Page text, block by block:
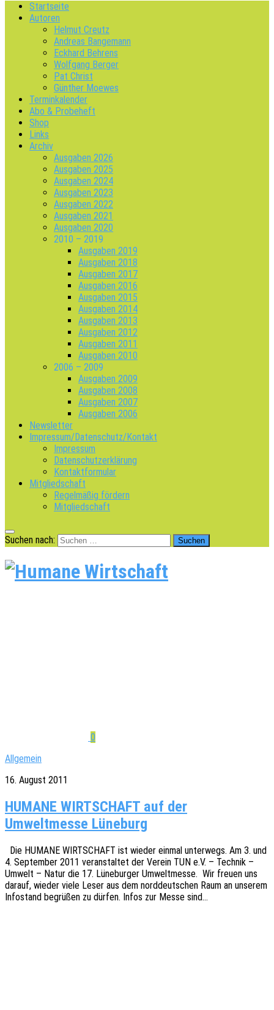
Startseite
Autoren
Helmut Creutz
Andreas Bangemann
Eckhard Behrens
Wolfgang Berger
Pat Christ
Günther Moewes
Terminkalender
Abo & Probeheft
Shop
Links
Archiv
Ausgaben 2026
Ausgaben 2025
Ausgaben 2024
Ausgaben 2023
Ausgaben 2022
Ausgaben 2021
Ausgaben 2020
2010 – 2019
Ausgaben 2019
Ausgaben 2018
Ausgaben 2017
Ausgaben 2016
Ausgaben 2015
Ausgaben 2014
Ausgaben 2013
Ausgaben 2012
Ausgaben 2011
Ausgaben 2010
2006 – 2009
Ausgaben 2009
Ausgaben 2008
Ausgaben 2007
Ausgaben 2006
Newsletter
Impressum/Datenschutz/Kontakt
Impressum
Datenschutzerklärung
Kontaktformular
Mitgliedschaft
Regelmäßig fördern
Mitgliedschaft
Suchen nach:
0
Allgemein
16. August 2011
HUMANE WIRTSCHAFT auf der
Umweltmesse Lüneburg
Die HUMANE WIRTSCHAFT ist wieder einmal unter­wegs. Am 3. und
4. Septem­ber 2011 veran­stal­tet der Verein TUN e.V. – Tech­nik –
Umwelt – Natur die 17. Lüne­bur­ger Umwelt­mes­se. Wir freuen uns
darauf, wieder viele Leser aus dem nord­deut­schen Raum an unse­rem
Info­stand begrü­ßen zu dürfen. Infos zur Messe sind…